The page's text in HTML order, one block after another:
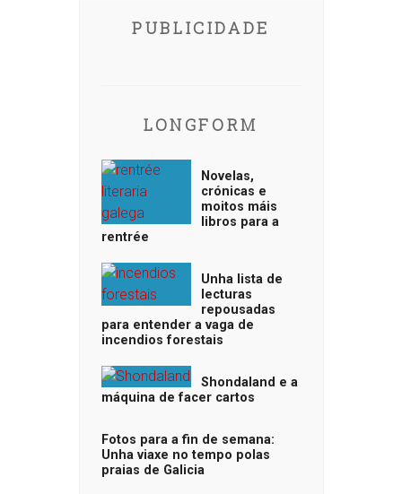
PUBLICIDADE
LONGFORM
Novelas,
crónicas e
moitos máis
libros para a
rentrée
Unha lista de
lecturas
repousadas
para entender a vaga de
incendios forestais
Shondaland e a
máquina de facer cartos
Fotos para a fin de semana:
Unha viaxe no tempo polas
praias de Galicia